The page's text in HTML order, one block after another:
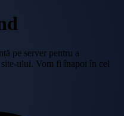
pe server pentru a
ului. Vom fi înapoi în cel